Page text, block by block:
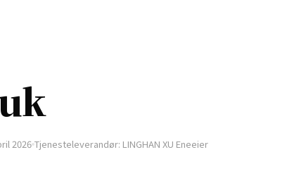
2026 Tjenesteleverandør: LINGHAN XU Eneeier